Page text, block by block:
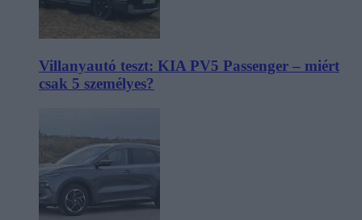
Villanyautó teszt: KIA PV5 Passenger – miért
csak 5 személyes?